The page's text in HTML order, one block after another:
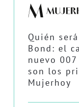
Quién
Bond: el
nuevo
son los
Mujerhoy